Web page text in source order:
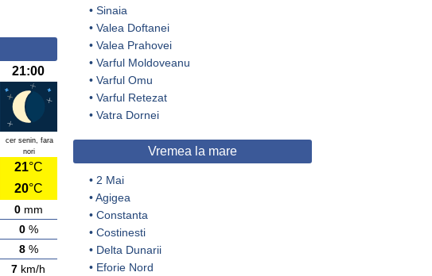
21:00
cer senin, fara
nori
21°C
20°C
0mm
0%
8%
7 km/h
• Sinaia
• Valea Doftanei
• Valea Prahovei
• Varful Moldoveanu
• Varful Omu
• Varful Retezat
• Vatra Dornei
Vremea la mare
• 2 Mai
•Agigea
• Constanta
• Costinesti
• Delta Dunarii
• Eforie Nord